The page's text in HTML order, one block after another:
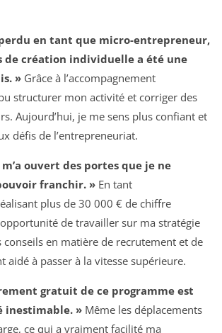
perdu en tant que micro-entrepreneur,
de création individuelle a été une
» Grâce à l’accompagnement
structurer mon activité et corriger des
Aujourd’hui, je me sens plus confiant et
défis de l’entrepreneuriat.
ouvert des portes que je ne
franchir. » En tant
plus de 30 000 € de chiffre
de travailler sur ma stratégie
conseils en matière de recrutement et de
aidé à passer à la vitesse supérieure.
gratuit de ce programme est
inestimable. » Même les déplacements
ce qui a vraiment facilité ma